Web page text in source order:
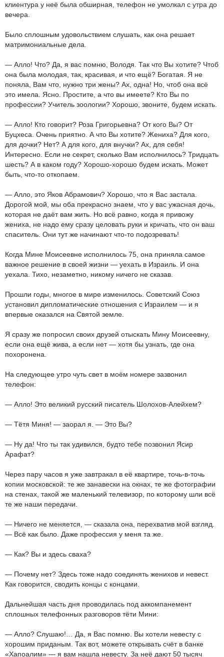
клиентура у неё была обширная, телефон не умолкал с утра до
вечера.
Было сплошным удовольствием слушать, как она решает
матримониальные дела.
— Алло! Что? Да, я вас помню, Володя. Так что Вы хотите? Чтоб
она была молодая, так, красивая, и что ещё? Богатая. Я не
поняла, Вам что, нужно три жены? Ах, одна! Но, чтоб она всё
это имела. Ясно. Простите, а что вы имеете? Кто Вы по
профессии? Учитель зоологии? Хорошо, звоните, будем искать.
— Алло! Кто говорит? Роза Григорьевна? От кого Вы? От
Буцхеса. Очень приятно. А что Вы хотите? Жениха? Для кого,
для дочки? Нет? А для кого, для внучки? Ах, для себя!
Интересно. Если не секрет, сколько Вам исполнилось? Тридцать
шесть? А в каком году? Хорошо-хорошо будем искать. Может
быть, что-то откопаем.
— Алло, это Яков Абрамович? Хорошо, что я Вас застала.
Дорогой мой, мы оба прекрасно знаем, что у вас ужасная дочь,
которая не даёт вам жить. Но всё равно, когда я привожу
жениха, не надо ему сразу целовать руки и кричать, что он ваш
спаситель. Они тут же начинают что-то подозревать!
Когда Мине Моисеевне исполнилось 75, она приняла самое
важное решение в своей жизни — уехать в Израиль. И она
уехала. Тихо, незаметно, никому ничего не сказав.
Прошли годы, многое в мире изменилось. Советский Союз
установил дипломатические отношения с Израилем — и я
впервые оказался на Святой земле.
Я сразу же попросил своих друзей отыскать Мину Моисеевну,
если она ещё жива, а если нет — хотя бы узнать, где она
похоронена.
На следующее утро чуть свет в моём номере зазвонил
телефон:
— Алло! Это великий русский писатель Шолохов-Алейхем?
— Тётя Миня! — заорал я. — Это Вы?
— Ну да! Что ты так удивился, будто тебе позвонил Ясир
Арафат?
Через пару часов я уже завтракал в её квартире, точь-в-точь
копии московской: те же занавески на окнах, те же фотографии
на стенах, такой же маленький телевизор, по которому шли всё
те же наши передачи.
— Ничего не меняется, — сказала она, перехватив мой взгляд.
— Всё как было. Даже профессия у меня та же.
— Как? Вы и здесь сваха?
— Почему нет? Здесь тоже надо соединять женихов и невест.
Как говорится, сводить концы с концами.
Дальнейшая часть дня проводилась под аккомпанемент
сплошных телефонных разговоров тёти Мини:
— Алло? Слушаю!… Да, я Вас помню. Вы хотели невесту с
хорошим приданым. Так вот, можете открывать счёт в банке
«Хапоалим» — я вам нашла невесту. За неё дают 50 тысяч